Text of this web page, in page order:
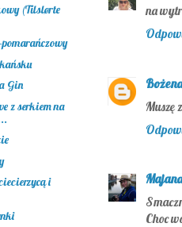
na
Bożena
Muszę
Majana
Choc
(Tilslørte
Gin
z serkiem na
i